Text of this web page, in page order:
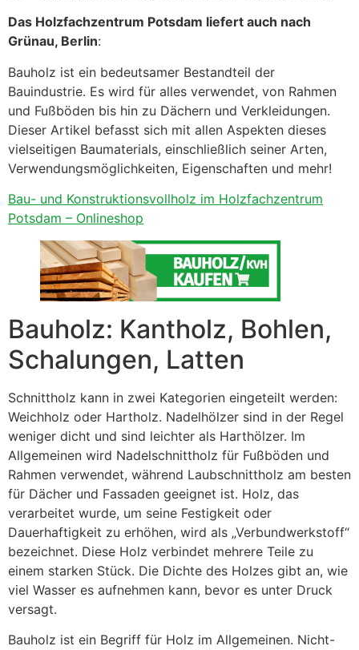
Das Holzfachzentrum Potsdam liefert auch nach
Grünau, Berlin:
Bauholz ist ein bedeutsamer Bestandteil der
Bauindustrie. Es wird für alles verwendet, von Rahmen
und Fußböden bis hin zu Dächern und Verkleidungen.
Dieser Artikel befasst sich mit allen Aspekten dieses
vielseitigen Baumaterials, einschließlich seiner Arten,
Verwendungsmöglichkeiten, Eigenschaften und mehr!
Bau- und Konstruktionsvollholz im Holzfachzentrum
Potsdam – Onlineshop
Bauholz: Kantholz, Bohlen,
Schalungen, Latten
Schnittholz kann in zwei Kategorien eingeteilt werden:
Weichholz oder Hartholz. Nadelhölzer sind in der Regel
weniger dicht und sind leichter als Harthölzer. Im
Allgemeinen wird Nadelschnittholz für Fußböden und
Rahmen verwendet, während Laubschnittholz am besten
für Dächer und Fassaden geeignet ist. Holz, das
verarbeitet wurde, um seine Festigkeit oder
Dauerhaftigkeit zu erhöhen, wird als „Verbundwerkstoff“
bezeichnet. Diese Holz verbindet mehrere Teile zu
einem starken Stück. Die Dichte des Holzes gibt an, wie
viel Wasser es aufnehmen kann, bevor es unter Druck
versagt.
Bauholz ist ein Begriff für Holz im Allgemeinen. Nicht-